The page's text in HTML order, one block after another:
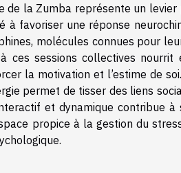
de la Zumba représente un
à favoriser une réponse
molécules connues pour
ces sessions collectives
la motivation et l’estime de
permet de tisser des liens
et dynamique contribue
propice à la gestion du